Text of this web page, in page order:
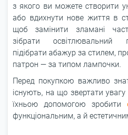
з якого ви можете створити
або вдихнути нове життя в
щоб замінити зламані
зібрати освітлювальний
підібрати абажур за стилем,
патрон — за типом лампочки.
Перед покупкою важливо
існують, на що звертати
їхньою допомогою зробити
функціональним, а й